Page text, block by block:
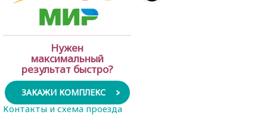
Нужен
максимальный
результат быстро?
ЗАКАЖИ КОМПЛЕКС
Контакты и схема проезда